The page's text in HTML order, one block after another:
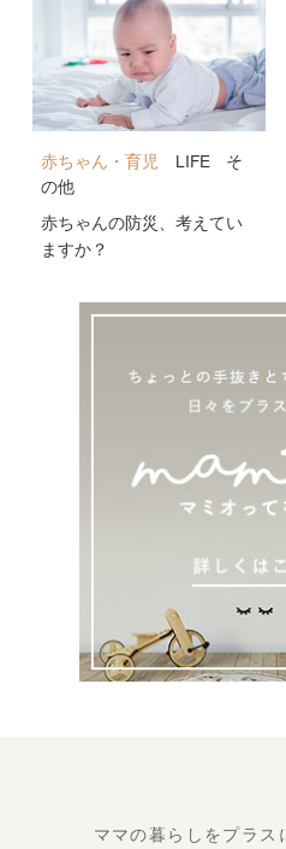
赤ちゃん・育児 LIFE
そ
の他
赤ちゃんの防災、考えてい
ますか？
ママの暮らしをプラス